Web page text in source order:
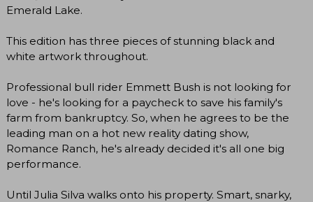
Emerald Lake.
This edition has three pieces of stunning black and
white artwork throughout.
Professional bull rider Emmett Bush is not looking for
love - he's looking for a paycheck to save his family's
farm from bankruptcy. So, when he agrees to be the
leading man on a hot new reality dating show,
Romance Ranch, he's already decided it's all one big
performance.
Until Julia Silva walks onto his property. Smart, snarky,